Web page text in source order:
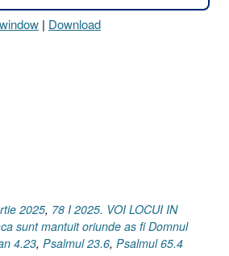
23.6
I
| Download
2025, 78 I 2025. VOI LOCUI IN
sunt mantuit oriunde as fi Domnul
4.23, Psalmul 23.6, Psalmul 65.4